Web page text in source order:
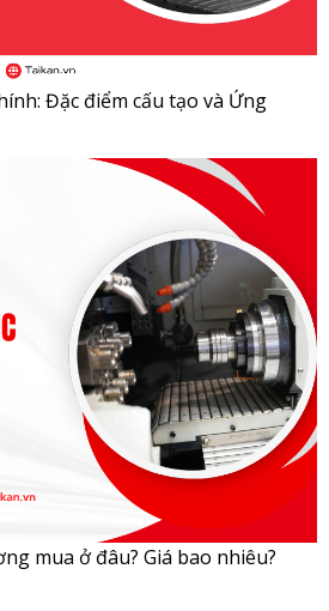
Đặc điểm cấu tạo và Ứng
mua ở đâu? Giá bao nhiêu?